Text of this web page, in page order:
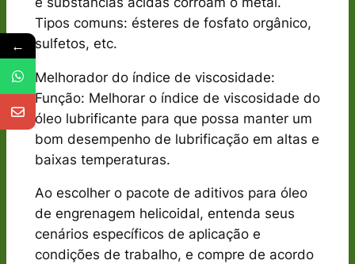
Tipos comuns: ésteres de fosfato orgânico,
sulfetos, etc.
Melhorador do índice de viscosidade:
Função: Melhorar o índice de viscosidade do
óleo lubrificante para que possa manter um
bom desempenho de lubrificação em altas e
baixas temperaturas.
Ao escolher o pacote de aditivos para óleo
de engrenagem helicoidal, entenda seus
cenários específicos de aplicação e
condições de trabalho, e compre de acordo
←